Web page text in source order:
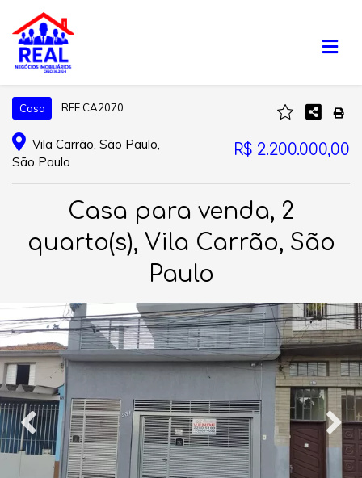
Casa REF CA2070
Vila Carrão, São Paulo,
São Paulo
R$ 2.200.000,00
Casa para venda, 2
quarto(s), Vila Carrão, São
Paulo